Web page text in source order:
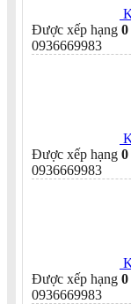
Được xếp hạng 0
0936669983
Được xếp hạng 0
0936669983
Được xếp hạng 0
0936669983